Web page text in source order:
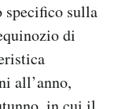
specifico sulla
di
all’anno,